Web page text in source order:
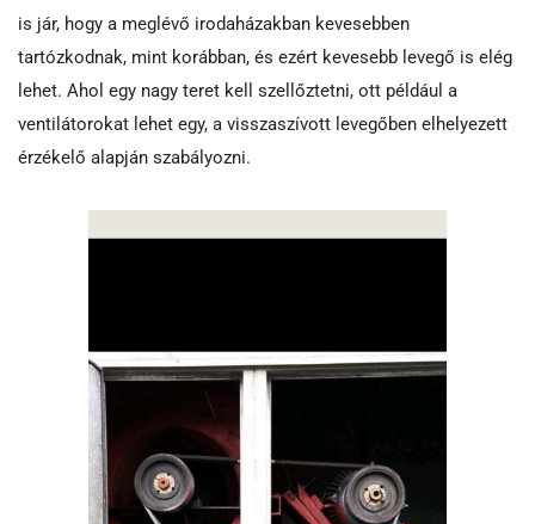
is jár, hogy a meglévő irodaházakban kevesebben
tartózkodnak, mint korábban, és ezért kevesebb levegő is elég
lehet. Ahol egy nagy teret kell szellőztetni, ott például a
ventilátorokat lehet egy, a visszaszívott levegőben elhelyezett
érzékelő alapján szabályozni.